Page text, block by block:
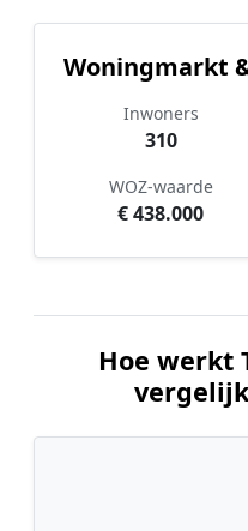
Woningmarkt
Inwoners
310
WOZ-waarde
€ 438.000
Hoe werkt